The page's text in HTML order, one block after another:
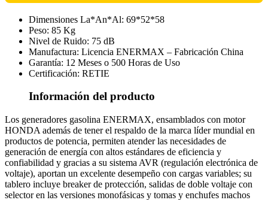
Dimensiones La*An*Al: 69*52*58
Peso: 85 Kg
Nivel de Ruido: 75 dB
Manufactura: Licencia ENERMAX – Fabricación China
Garantía: 12 Meses o 500 Horas de Uso
Certificación: RETIE
Información del producto
Los generadores gasolina ENERMAX, ensamblados con motor
HONDA además de tener el respaldo de la marca líder mundial en
productos de potencia, permiten atender las necesidades de
generación de energía con altos estándares de eficiencia y
confiabilidad y gracias a su sistema AVR (regulación electrónica de
voltaje), aportan un excelente desempeño con cargas variables; su
tablero incluye breaker de protección, salidas de doble voltaje con
selector en las versiones monofásicas y tomas y enchufes machos